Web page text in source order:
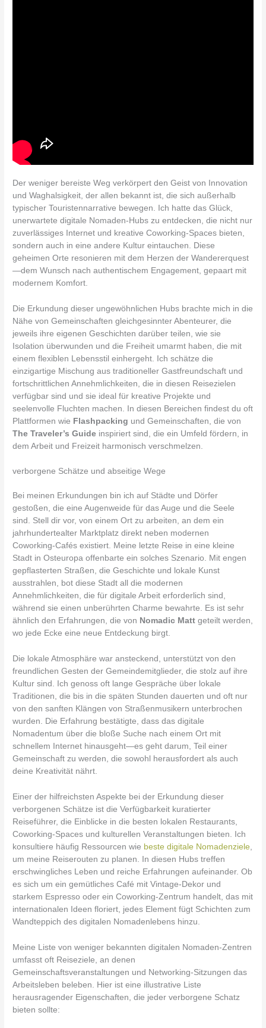
Der weniger bereiste Weg verkörpert den Geist von Innovation
und Waghalsigkeit, der allen bekannt ist, die sich außerhalb
typischer Touristennarrative bewegen. Ich hatte das Glück,
unerwartete digitale Nomaden-Hubs zu entdecken, die nicht nur
zuverlässiges Internet und kreative Coworking-Spaces bieten,
sondern auch in eine andere Kultur eintauchen. Diese
geheimen Orte resonieren mit dem Herzen der Wandererquest
—dem Wunsch nach authentischem Engagement, gepaart mit
modernem Komfort.
Die Erkundung dieser ungewöhnlichen Hubs brachte mich in die
Nähe von Gemeinschaften gleichgesinnter Abenteurer, die
jeweils ihre eigenen Geschichten darüber teilen, wie sie
Isolation überwunden und die Freiheit umarmt haben, die mit
einem flexiblen Lebensstil einhergeht. Ich schätze die
einzigartige Mischung aus traditioneller Gastfreundschaft und
fortschrittlichen Annehmlichkeiten, die in diesen Reisezielen
verfügbar sind und sie ideal für kreative Projekte und
seelenvolle Fluchten machen. In diesen Bereichen findest du oft
Plattformen wie Flashpacking und Gemeinschaften, die von
The Traveler’s Guide inspiriert sind, die ein Umfeld fördern, in
dem Arbeit und Freizeit harmonisch verschmelzen.
verborgene Schätze und abseitige Wege
Bei meinen Erkundungen bin ich auf Städte und Dörfer
gestoßen, die eine Augenweide für das Auge und die Seele
sind. Stell dir vor, von einem Ort zu arbeiten, an dem ein
jahrhundertealter Marktplatz direkt neben modernen
Coworking-Cafés existiert. Meine letzte Reise in eine kleine
Stadt in Osteuropa offenbarte ein solches Szenario. Mit engen
gepflasterten Straßen, die Geschichte und lokale Kunst
ausstrahlen, bot diese Stadt all die modernen
Annehmlichkeiten, die für digitale Arbeit erforderlich sind,
während sie einen unberührten Charme bewahrte. Es ist sehr
ähnlich den Erfahrungen, die von Nomadic Matt geteilt werden,
wo jede Ecke eine neue Entdeckung birgt.
Die lokale Atmosphäre war ansteckend, unterstützt von den
freundlichen Gesten der Gemeindemitglieder, die stolz auf ihre
Kultur sind. Ich genoss oft lange Gespräche über lokale
Traditionen, die bis in die späten Stunden dauerten und oft nur
von den sanften Klängen von Straßenmusikern unterbrochen
wurden. Die Erfahrung bestätigte, dass das digitale
Nomadentum über die bloße Suche nach einem Ort mit
schnellem Internet hinausgeht—es geht darum, Teil einer
Gemeinschaft zu werden, die sowohl herausfordert als auch
deine Kreativität nährt.
Einer der hilfreichsten Aspekte bei der Erkundung dieser
verborgenen Schätze ist die Verfügbarkeit kuratierter
Reiseführer, die Einblicke in die besten lokalen Restaurants,
Coworking-Spaces und kulturellen Veranstaltungen bieten. Ich
konsultiere häufig Ressourcen wie beste digitale Nomadenziele,
um meine Reiserouten zu planen. In diesen Hubs treffen
erschwingliches Leben und reiche Erfahrungen aufeinander. Ob
es sich um ein gemütliches Café mit Vintage-Dekor und
starkem Espresso oder ein Coworking-Zentrum handelt, das mit
internationalen Ideen floriert, jedes Element fügt Schichten zum
Wandteppich des digitalen Nomadenlebens hinzu.
Meine Liste von weniger bekannten digitalen Nomaden-Zentren
umfasst oft Reiseziele, an denen
Gemeinschaftsveranstaltungen und Networking-Sitzungen das
Arbeitsleben beleben. Hier ist eine illustrative Liste
herausragender Eigenschaften, die jeder verborgene Schatz
bieten sollte: